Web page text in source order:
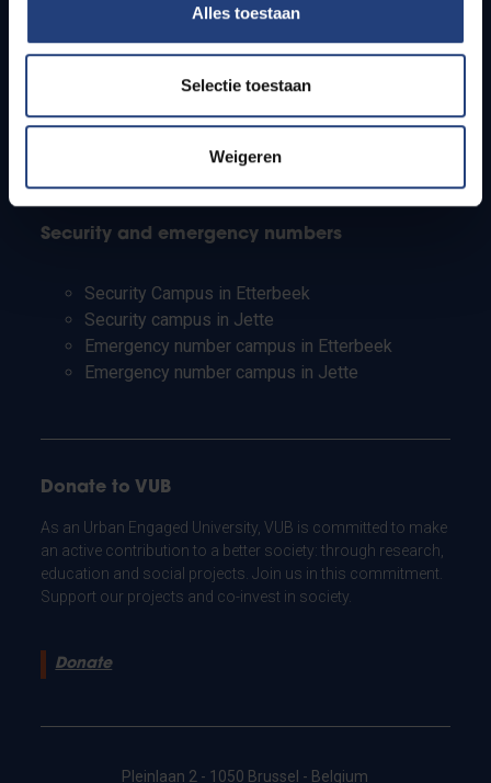
Alles toestaan
Selectie toestaan
Weigeren
Students
PhD students
Teachers and secondary schools
Working students
Security and emergency numbers
Security Campus in Etterbeek
Security campus in Jette
Emergency number campus in Etterbeek
Emergency number campus in Jette
Donate to VUB
As an Urban Engaged University, VUB is committed to make
an active contribution to a better society: through research,
education and social projects. Join us in this commitment.
Support our projects and co-invest in society.
Donate
Pleinlaan 2 - 1050 Brussel - Belgium